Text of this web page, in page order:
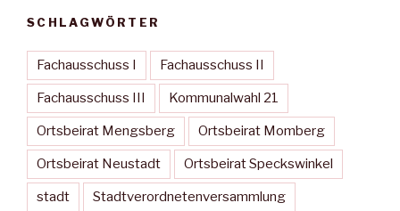
SCHLAGWÖRTER
Fachausschuss I Fachausschuss II
Fachausschuss III Kommunalwahl 21
Ortsbeirat Mengsberg Ortsbeirat Momberg
Ortsbeirat Neustadt Ortsbeirat Speckswinkel
stadt Stadtverordnetenversammlung